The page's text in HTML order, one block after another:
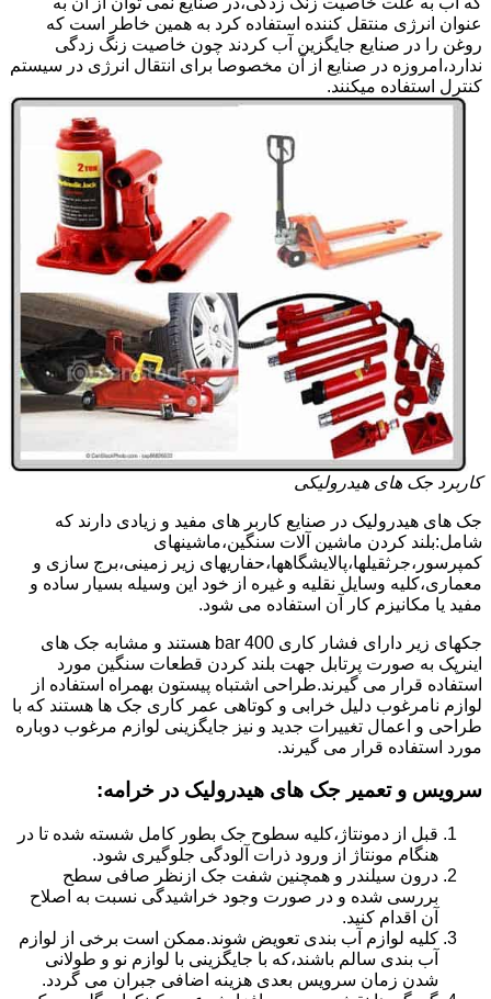
عنوان انرژی منتقل کننده استفاده کرد به همین خاطر است که
روغن را در صنایع جایگزین آب کردند چون خاصیت زنگ زدگی
ندارد،امروزه در صنایع از آن مخصوصا برای انتقال انرژی در سیستم
کنترل استفاده میکنند.
کاربرد جک های هیدرولیکی
جک های هیدرولیک در صنایع کاربر های مفید و زیادی دارند که
شامل:بلند کردن ماشین آلات سنگین،ماشینهای
کمپرسور،جرثقیلها،پالایشگاهها،حفاریهای زیر زمینی،برج سازی و
معماری،کلیه وسایل نقلیه و غیره از خود این وسیله بسیار ساده و
مفید یا مکانیزم کار آن استفاده می شود.
جکهای زیر دارای فشار کاری 400 bar هستند و مشابه جک های
اینرپک به صورت پرتابل جهت بلند کردن قطعات سنگین مورد
استفاده قرار می گیرند.طراحی اشتباه پیستون بهمراه استفاده از
لوازم نامرغوب دلیل خرابی و کوتاهی عمر کاری جک ها هستند که با
طراحی و اعمال تغییرات جدید و نیز جایگزینی لوازم مرغوب دوباره
مورد استفاده قرار می گیرند.
سرویس و تعمیر جک های هیدرولیک در خرامه:
قبل از دمونتاژ،کلیه سطوح جک بطور کامل شسته شده تا در
هنگام مونتاژ از ورود ذرات آلودگی جلوگیری شود.
درون سیلندر و همچنین شفت جک ازنظر صافی سطح
بررسی شده و در صورت وجود خراشیدگی نسبت به اصلاح
آن اقدام کنید.
کلیه لوازم آب بندی تعویض شوند.ممکن است برخی از لوازم
آب بندی سالم باشند،که با جایگزینی با لوازم نو و طولانی
شدن زمان سرویس بعدی هزینه اضافی جبران می گردد.